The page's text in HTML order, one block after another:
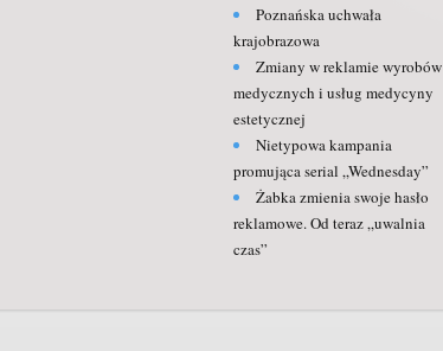
Poznańska uchwała
krajobrazowa
Zmiany w reklamie wyrobów
medycznych i usług medycyny
estetycznej
Nietypowa kampania
promująca serial „Wednesday”
Żabka zmienia swoje hasło
reklamowe. Od teraz „uwalnia
czas”